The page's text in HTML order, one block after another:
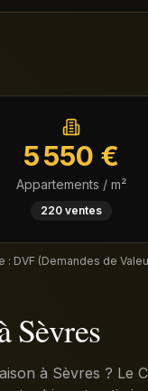
5 550 €
Appartements / m²
220 ventes
: DVF (Demandes de
Sèvres
à Sèvres ? Le